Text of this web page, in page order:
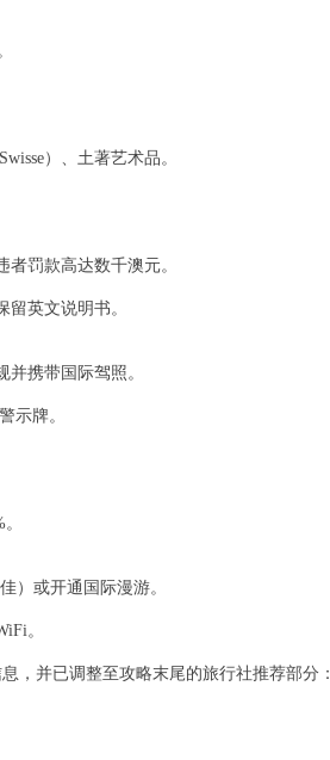
）、土著艺术品。
者罚款高达数千澳元。
英文说明书。
并携带国际驾照。
示牌。
）或开通国际漫游。
。
，并已调整至攻略末尾的旅行社推荐部分：